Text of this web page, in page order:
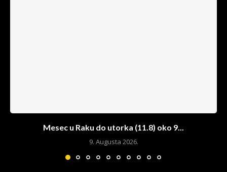
Mesec u Raku do utorka (11.8) oko 9...
9. Augusta 2026.